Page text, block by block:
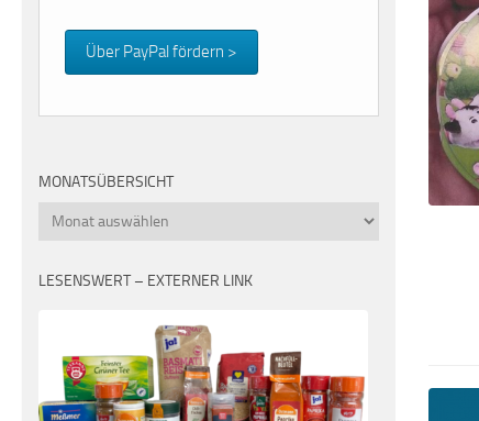
Über PayPal fördern >
MONATSÜBERSICHT
Monatsübersicht
LESENSWERT – EXTERNER LINK